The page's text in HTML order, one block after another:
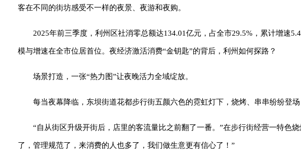
客在不同的街坊感受不一样的夜景、夜游和夜购。
2025年前三季度，利州区社消零总额达134.01亿元，占全市29.5%，累计增速
模与增速在全市位居首位。夜经济激活消费“金钥匙”的背后，利州如何探路？
场景打造，一张“热力图”让夜晚活力全域绽放。
每当夜幕降临，东坝街道花都步行街五颜六色的霓虹灯下，烧烤、串串纷纷登
“自从街区升级开街后，店里的客流量比之前翻了一番。”在步行街经营一特色
了，管理规范了，来消费的人也多了，我们做生意更有信心了！”